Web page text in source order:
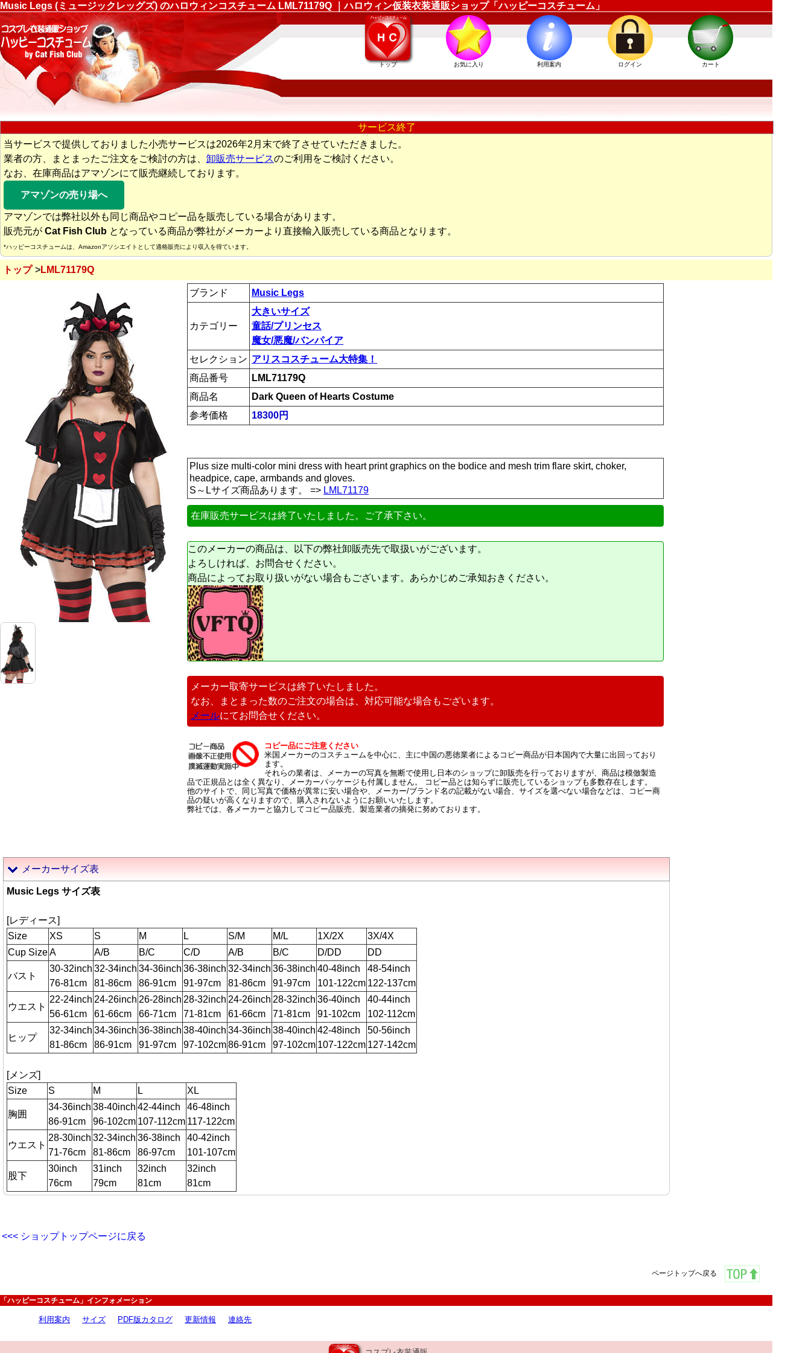
Music Legs (ミュージックレッグズ) のハロウィンコスチューム LML71179Q ｜ハロウィン仮装衣装通販ショップ「ハッピーコスチューム」
トップ お気に入り 利用案内 ログイン カート
サービス終了
当サービスで提供しておりました小売サービスは2026年2月末で終了させていただきました。
業者の方、まとまったご注文をご検討の方は、 卸販売サービスのご利用をご検討ください。
なお、在庫商品はアマゾンにて販売継続しております。
アマゾンの売り場へ
アマゾンでは弊社以外も同じ商品やコピー品を販売している場合があります。
販売元が Cat Fish Club となっている商品が弊社がメーカーより直接輸入販売している商品となります。
*ハッピーコスチュームは、Amazonアソシエイトとして適格販売により収入を得ています。
トップ LML71179Q
ブランド Music Legs
カテゴリー
大きいサイズ
童話/プリンセス
魔女/悪魔/バンパイア
セレクション アリスコスチューム大特集！
商品番号
LML71179Q
商品名
Dark Queen of Hearts Costume
参考価格
18300円
Plus size multi-color mini dress with heart print graphics on the bodice and mesh trim flare skirt, choker,
headpice, cape, armbands and gloves.
S～Lサイズ商品あります。 => LML71179
在庫販売サービスは終了いたしました。ご了承下さい。
このメーカーの商品は、以下の弊社卸販売先で取扱いがございます。
よろしければ、お問合せください。
商品によってお取り扱いがない場合もございます。あらかじめご承知おきください。
メーカー取寄サービスは終了いたしました。
なお、まとまった数のご注文の場合は、対応可能な場合もございます。
メールにてお問合せください。
コピー品にご注意ください
米国メーカーのコスチュームを中心に、主に中国の悪徳業者によるコピー商品が日本国内で大量に出回っており
ます。
それらの業者は、メーカーの写真を無断で使用し日本のショップに卸販売を行っておりますが、商品は模倣製造
品で正規品とは全く異なり、メーカーパッケージも付属しません。 コピー品とは知らずに販売しているショップも多数存在します。
他のサイトで、同じ写真で価格が異常に安い場合や、メーカー/ブランド名の記載がない場合、サイズを選べない場合などは、コピー商
品の疑いが高くなりますので、購入されないようにお願いいたします。
弊社では、各メーカーと協力してコピー品販売、製造業者の摘発に努めております。
メーカーサイズ表
Music Legs サイズ表
[レディース]
Size
XS S M L S/M M/L 1X/2X
3X/4X
Cup SizeA A/B B/C C/D A/B B/C D/DD DD
バスト
30-32inch
76-81cm
32-34inch
81-86cm
34-36inch
86-91cm
36-38inch
91-97cm
32-34inch
81-86cm
36-38inch
91-97cm
40-48inch
101-122cm
48-54inch
122-137cm
ウエスト
22-24inch
56-61cm
24-26inch
61-66cm
26-28inch
66-71cm
28-32inch
71-81cm
24-26inch
61-66cm
28-32inch
71-81cm
36-40inch
91-102cm
40-44inch
102-112cm
ヒップ
32-34inch
81-86cm
34-36inch
86-91cm
36-38inch
91-97cm
38-40inch
97-102cm
34-36inch
86-91cm
38-40inch
97-102cm
42-48inch
107-122cm
50-56inch
127-142cm
[メンズ]
Size
S M L XL
胸囲
34-36inch
86-91cm
38-40inch
96-102cm
42-44inch
107-112cm
46-48inch
117-122cm
ウエスト
28-30inch
71-76cm
32-34inch
81-86cm
36-38inch
86-97cm
40-42inch
101-107cm
股下
30inch
76cm
31inch
79cm
32inch
81cm
32inch
81cm
<<< ショップトップページに戻る
ページトップへ戻る
「ハッピーコスチューム」インフォメーション
利用案内 サイズ PDF版カタログ 更新情報 連絡先